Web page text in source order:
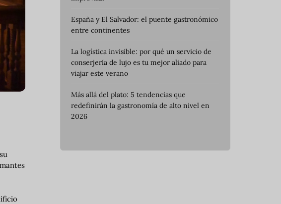
España y El Salvador: el puente gastronómico
entre continentes
La logística invisible: por qué un servicio de
conserjería de lujo es tu mejor aliado para
viajar este verano
Más allá del plato: 5 tendencias que
redefinirán la gastronomía de alto nivel en
2026